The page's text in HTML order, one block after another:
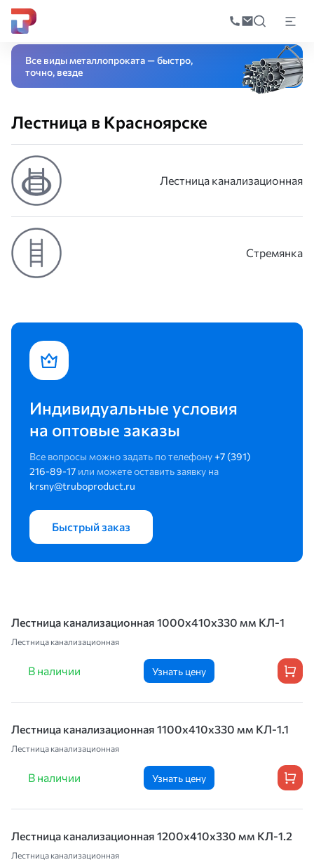
по
Главная Лестница
Все виды металлопроката — быстро,
точно, везде
Лестница в Красноярске
Лестница канализационная
Стремянка
Индивидуальные условия
на оптовые заказы
Все вопросы можно задать по телефону +7 (391)
216-89-17 или можете оставить заявку на
krsny@truboproduct.ru
Быстрый заказ
Лестница канализационная 1000х410х330 мм КЛ-1
Лестница канализационная
В наличии Узнать цену
Лестница канализационная 1100х410х330 мм КЛ-1.1
Лестница канализационная
В наличии Узнать цену
Лестница канализационная 1200х410х330 мм КЛ-1.2
Лестница канализационная